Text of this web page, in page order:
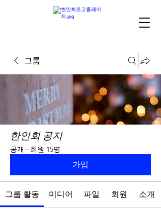
그룹
한인회 공지
공개 · 회원 15명
가입
그룹 활동 미디어 파일 회원 소개